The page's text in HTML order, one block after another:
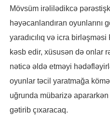
Mövsüm irəlilədikcə
həyəcanlandıran oyunlarını
yaradıcılıq və icra
kəsb edir, xüsusən də onlar
nəticə əldə etməyi
oyunlar təcil yaratmağa
uğrunda mübarizə
gətirib çıxaracaq.